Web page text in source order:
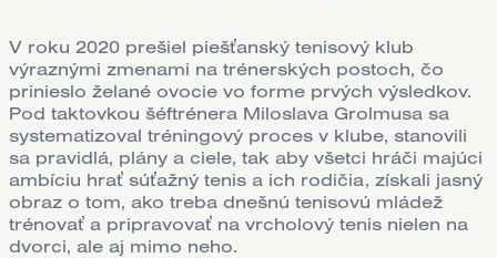
V roku 2020 prešiel piešťanský tenisový klub
výraznými zmenami na trénerských postoch, čo
prinieslo želané ovocie vo forme prvých výsledkov.
Pod taktovkou šéftrénera Miloslava Grolmusa sa
systematizoval tréningový proces v klube, stanovili
sa pravidlá, plány a ciele, tak aby všetci hráči majúci
ambíciu hrať súťažný tenis a ich rodičia, získali jasný
obraz o tom, ako treba dnešnú tenisovú mládež
trénovať a pripravovať na vrcholový tenis nielen na
dvorci, ale aj mimo neho.